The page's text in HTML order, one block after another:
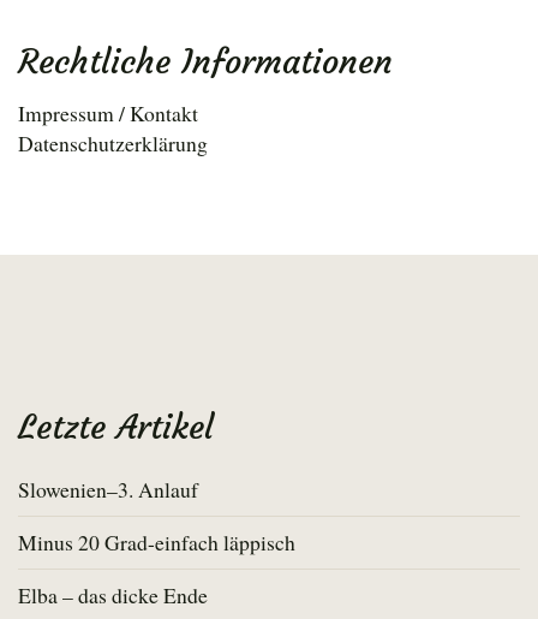
Rechtliche Informationen
Impressum / Kontakt
Datenschutzerklärung
Letzte Artikel
Slowenien–3. Anlauf
Minus 20 Grad-einfach läppisch
Elba – das dicke Ende